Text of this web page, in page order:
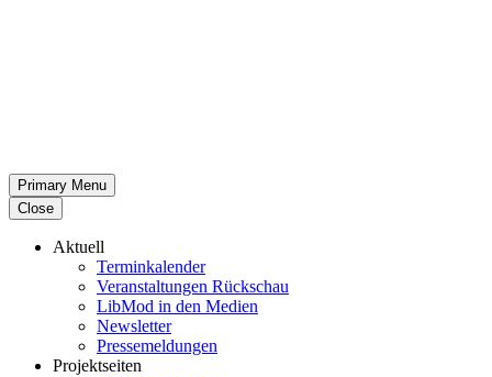
Primary Menu
Close
Aktuell
Termin­ka­lender
Veran­stal­tungen Rückschau
LibMod in den Medien
Newsletter
Presse­mel­dungen
Projekt­seiten